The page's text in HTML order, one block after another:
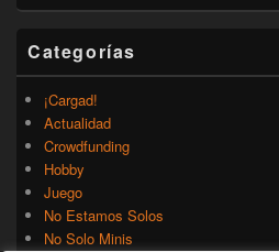
Categorías
¡Cargad!
Actualidad
Crowdfunding
Hobby
Juego
No Estamos Solos
No Solo Minis